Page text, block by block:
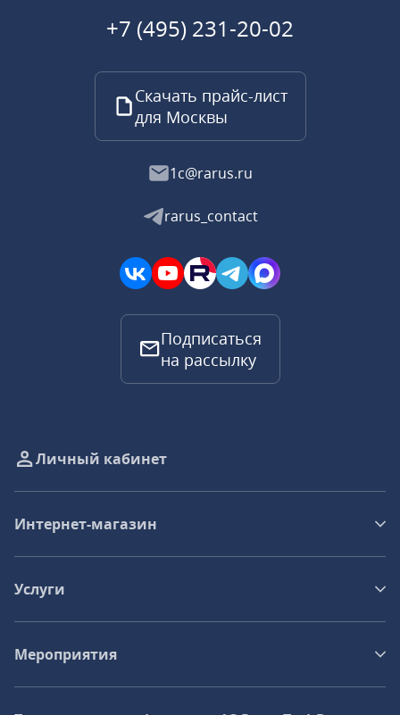
+7 (495) 231-20-02
Скачать прайс-лист
для Москвы
1c@rarus.ru
rarus_contact
Подписаться
на рассылку
Личный кабинет
Интернет-магазин
Услуги
Мероприятия